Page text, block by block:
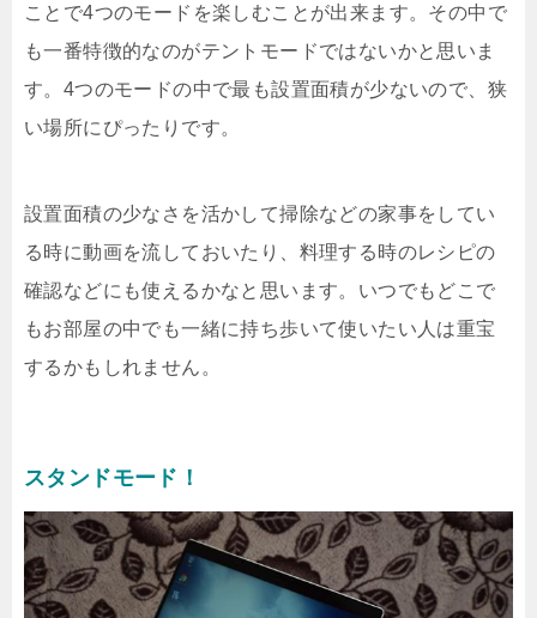
ことで4つのモードを楽しむことが出来ます。その中で
も一番特徴的なのがテントモードではないかと思いま
す。4つのモードの中で最も設置面積が少ないので、狭
い場所にぴったりです。
設置面積の少なさを活かして掃除などの家事をしてい
る時に動画を流しておいたり、料理する時のレシピの
確認などにも使えるかなと思います。いつでもどこで
もお部屋の中でも一緒に持ち歩いて使いたい人は重宝
するかもしれません。
スタンドモード！